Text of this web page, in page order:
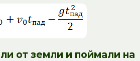
от земли и поймали на